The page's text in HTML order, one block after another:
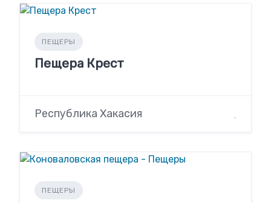
ПЕЩЕРЫ
Пещера Крест
Республика Хакасия
ПЕЩЕРЫ